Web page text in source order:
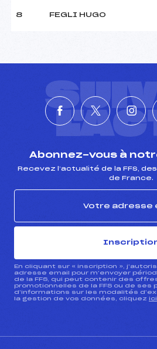
8 FEGLI HUGO
Abonnez-vous à
Recevez l’actualité de la FFS,
de France.
En cliquant sur « inscription »,
adresse email pour m’envoyer
de la FFS, qui peut contenir des
promotionnelles de la FFS ou de ses
d’informations sur les modalités
la gestion de vos données, cliquez ici